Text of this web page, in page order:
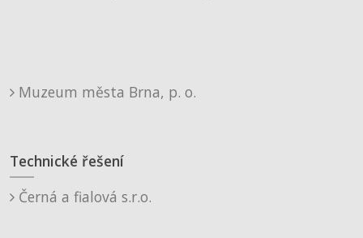
Muzeum města Brna, p. o.
Technické řešení
Černá a fialová s.r.o.